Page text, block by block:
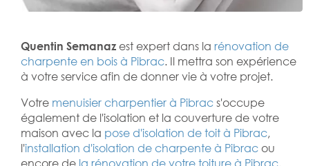
Quentin Semanaz est expert dans la rénovation de
charpente en bois à Pibrac. Il mettra son expérience
à votre service afin de donner vie à votre projet.
Votre menuisier charpentier à Pibrac s'occupe
également de l'isolation et la couverture de votre
maison avec la pose d'isolation de toit à Pibrac,
l'installation d'isolation de charpente à Pibrac ou
encore de la rénovation de votre toiture à Pibrac.